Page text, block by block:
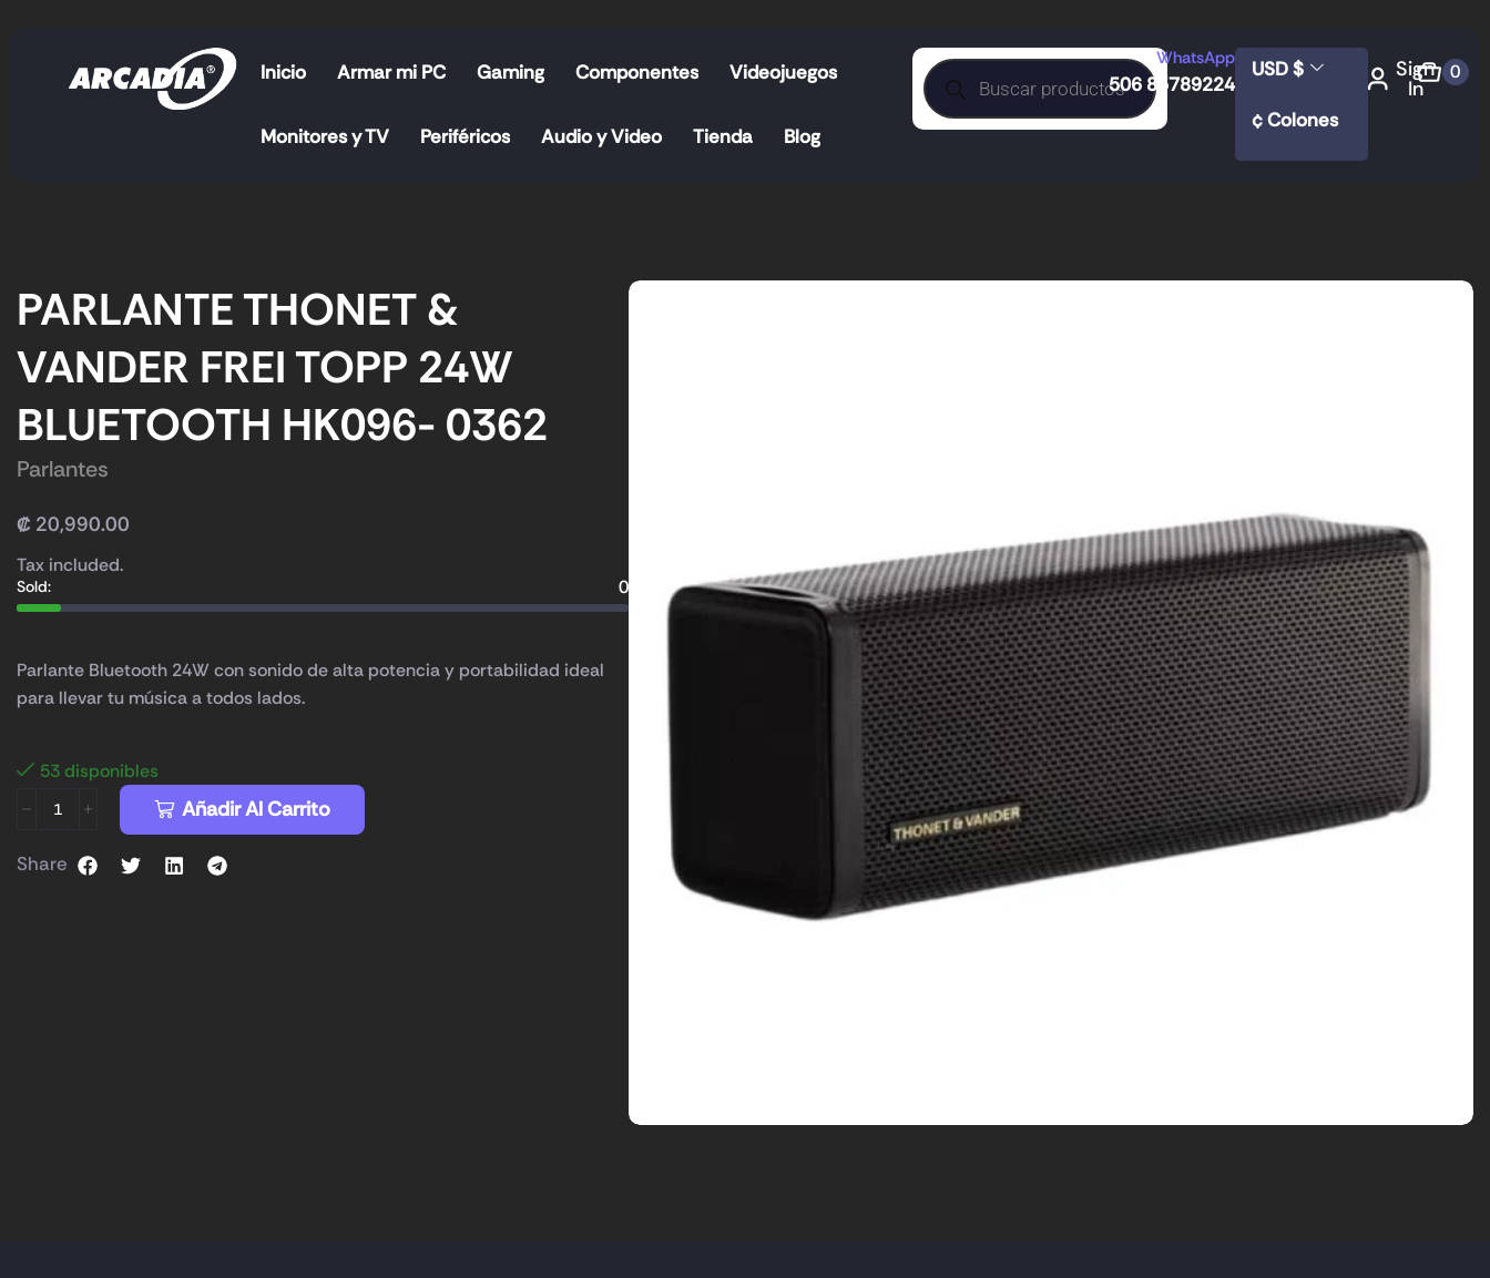
Inicio Armar mi PC Gaming Componentes Videojuegos
Monitores y TV Periféricos Audio y Video Tienda Blog
WhatsApp
506 85789224
USD $
¢ Colones
Sign
In
0
PARLANTE THONET &
VANDER FREI TOPP 24W
BLUETOOTH HK096- 0362
Parlantes
₡ 20,990.00
Tax included.
Sold: 0
Parlante Bluetooth 24W con sonido de alta potencia y portabilidad ideal
para llevar tu música a todos lados.
53 disponibles
Añadir Al Carrito
Share